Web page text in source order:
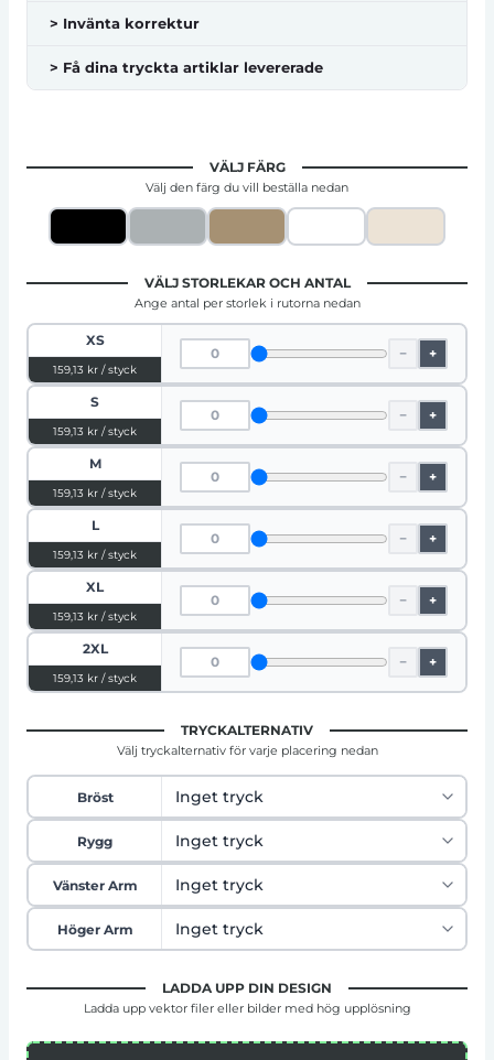
> Invänta korrektur
> Få dina tryckta artiklar levererade
VÄLJ FÄRG
Välj den färg du vill beställa nedan
VÄLJ STORLEKAR OCH ANTAL
Ange antal per storlek i rutorna nedan
XS
159,13 kr / styck
− +
S
159,13 kr / styck
− +
M
159,13 kr / styck
− +
L
159,13 kr / styck
− +
XL
159,13 kr / styck
− +
2XL
159,13 kr / styck
− +
TRYCKALTERNATIV
Välj tryckalternativ för varje placering nedan
Bröst
Rygg
Vänster Arm
Höger Arm
LADDA UPP DIN DESIGN
Ladda upp vektor filer eller bilder med hög upplösning